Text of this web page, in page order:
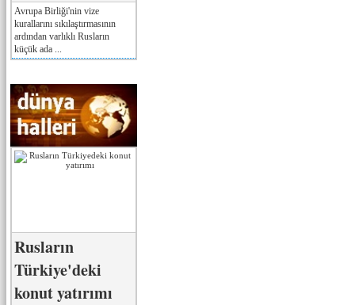
Avrupa Birliği'nin vize
kurallarını sıkılaştırmasının
ardından varlıklı Rusların
küçük ada ...
Rusların
Türkiye'deki
konut yatırımı